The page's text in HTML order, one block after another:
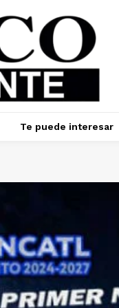
Te puede interesar